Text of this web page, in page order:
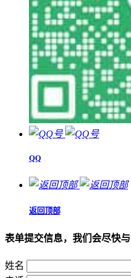
QQ
返回顶部
表单提交信息，我们会尽快与
姓名